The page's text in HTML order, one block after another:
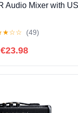
Audio Mixer with
★☆☆ (49)
€23.98